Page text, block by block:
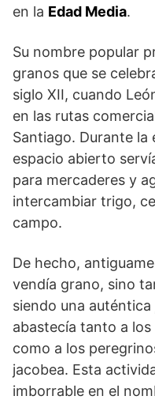
en la Edad Media.
Su nombre popular
granos que se
siglo XII, cuando
en las rutas
Santiago. Durante la
espacio abierto
para mercaderes y
intercambiar trigo,
campo.
De hecho,
vendía grano, sino
siendo una auténtica
abastecía tanto a
como a los
jacobea. Esta
imborrable en el